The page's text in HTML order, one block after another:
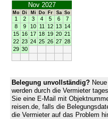
Nov 2027
Mo Di Mi Do Fr Sa So
1 2 3 4 5 6
7
8
9 10 11 12 13 14
15 16 17 18 19 20 21
22 23 24 25 26 27 28
29 30
Belegung unvollständig?
werden durch die Vermieter
Sie eine E-Mail mit
reisen.de, falls die
die Vermieter auf das Problem